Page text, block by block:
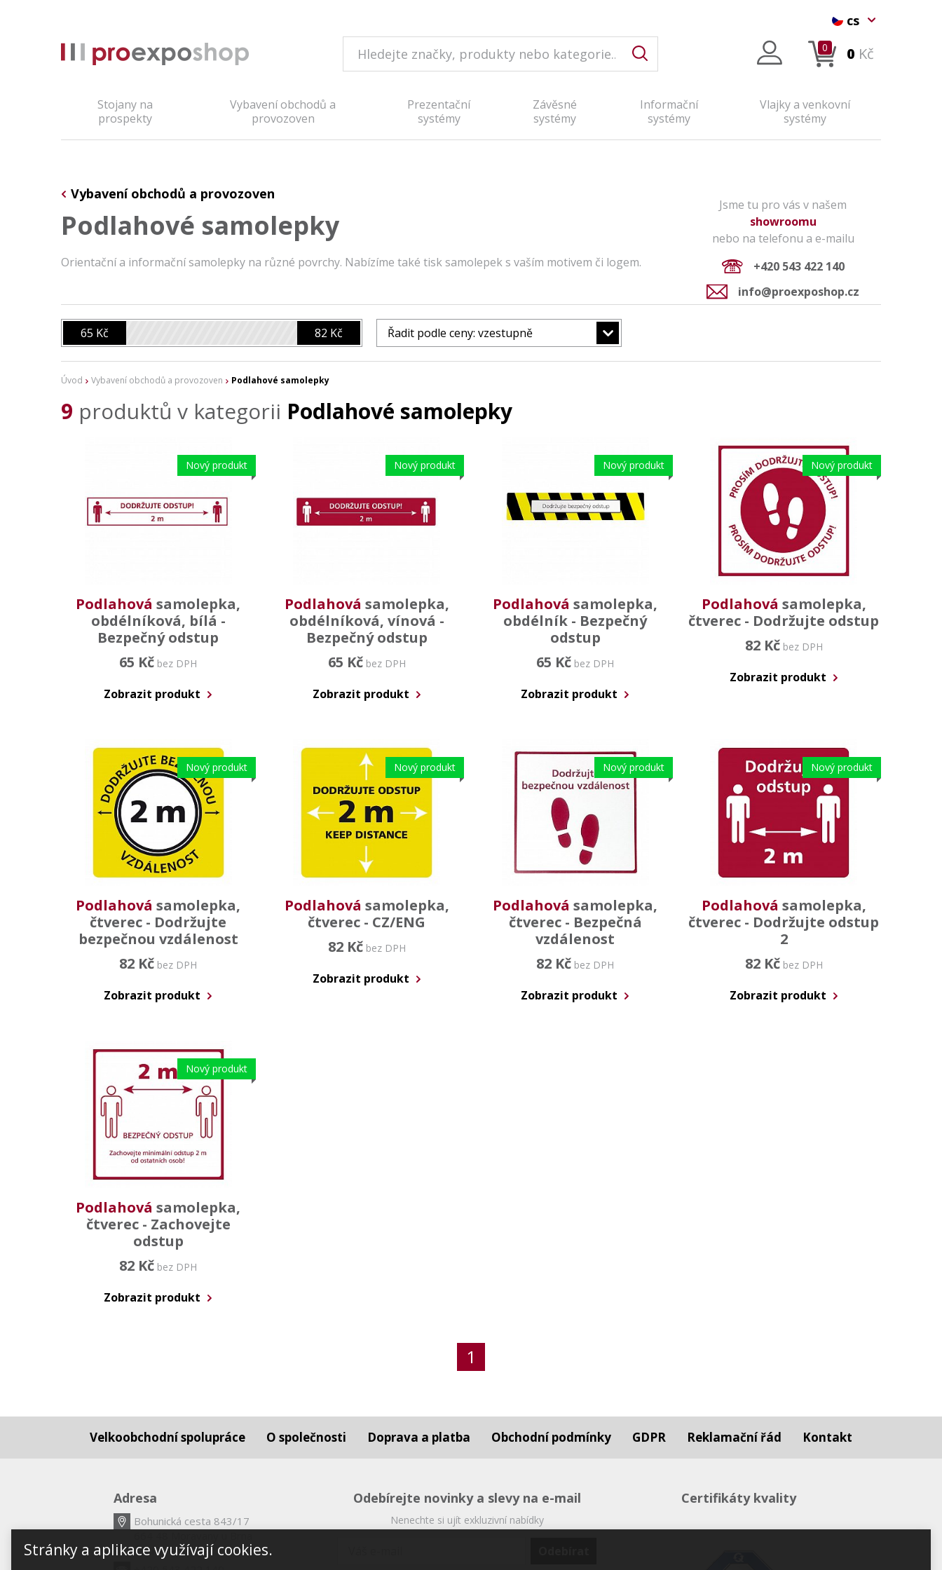
0 0 Kč
cs
Stojany na
prospekty
Vybavení obchodů a
provozoven
Prezentační
systémy
Závěsné
systémy
Informační
systémy
Vlajky a venkovní
systémy
Vybavení obchodů a provozoven
Podlahové samolepky
Orientační a informační samolepky na různé povrchy. Nabízíme také tisk samolepek s vaším motivem či logem.
Jsme tu pro vás v našem
showroomu
nebo na telefonu a e-mailu
+420 543 422 140
info@proexposhop.cz
65 Kč 82 Kč Řadit podle ceny: vzestupně
Úvod Vybavení obchodů a provozoven Podlahové samolepky
9 produktů v kategorii Podlahové samolepky
Nový produkt
Podlahová samolepka,
obdélníková, bílá -
Bezpečný odstup
65 Kč bez DPH
Zobrazit produkt
Nový produkt
Podlahová samolepka,
obdélníková, vínová -
Bezpečný odstup
65 Kčbez DPH
Zobrazit produkt
Nový produkt
Podlahová samolepka,
obdélník - Bezpečný
odstup
65 Kč bez DPH
Zobrazit produkt
Nový produkt
Podlahová samolepka,
čtverec - Dodržujte odstup
82 Kčbez DPH
Zobrazit produkt
Nový produkt
Podlahová samolepka,
čtverec - Dodržujte
bezpečnou vzdálenost
82 Kč bez DPH
Zobrazit produkt
Nový produkt
Podlahová samolepka,
čtverec - CZ/ENG
82 Kčbez DPH
Zobrazit produkt
Nový produkt
Podlahová samolepka,
čtverec - Bezpečná
vzdálenost
82 Kč bez DPH
Zobrazit produkt
Nový produkt
Podlahová samolepka,
čtverec - Dodržujte odstup
2
82 Kčbez DPH
Zobrazit produkt
Nový produkt
Podlahová samolepka,
čtverec - Zachovejte
odstup
82 Kč bez DPH
Zobrazit produkt
1
Velkoobchodní spolupráce O společnosti Doprava a platba Obchodní podmínky GDPR Reklamační řád Kontakt
Adresa
Bohunická cesta 843/17
Česká republika
Odebírejte novinky a slevy na e-mail
Nenechte si ujít exkluzivní nabídky
Certifikáty kvality
Stránky a aplikace využívají cookies.